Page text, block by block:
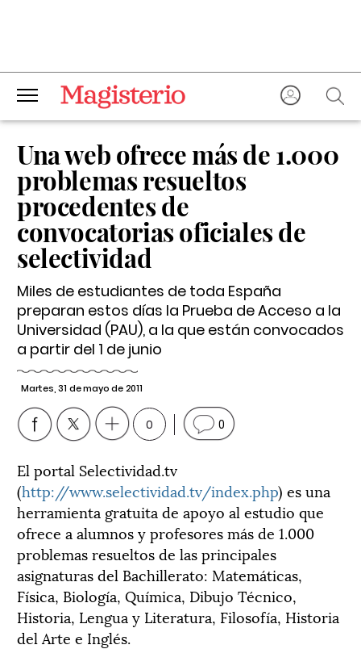
Una web ofrece más de 1.000
problemas resueltos
procedentes de
convocatorias oficiales de
selectividad
Miles de estudiantes de toda España
preparan estos días la Prueba de Acceso a la
Universidad (PAU), a la que están convocados
a partir del 1 de junio
Martes, 31 de mayo de 2011
0 0
El portal Selectividad.tv
(http://www.selectividad.tv/index.php) es una
herramienta gratuita de apoyo al estudio que
ofrece a alumnos y profesores más de 1.000
problemas resueltos de las principales
asignaturas del Bachillerato: Matemáticas,
Física, Biología, Química, Dibujo Técnico,
Historia, Lengua y Literatura, Filosofía, Historia
del Arte e Inglés.